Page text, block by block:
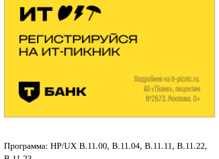
Программа: HP/UX B.11.00, B.11.04, B.11.11, B.11.22,